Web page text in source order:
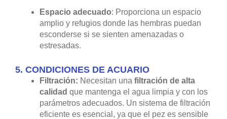
Espacio adecuado: Proporciona un espacio
amplio y refugios donde las hembras puedan
esconderse si se sienten amenazadas o
estresadas.
5. CONDICIONES DE ACUARIO
Filtración: Necesitan una filtración de alta
calidad que mantenga el agua limpia y con los
parámetros adecuados. Un sistema de filtración
eficiente es esencial, ya que el pez es sensible